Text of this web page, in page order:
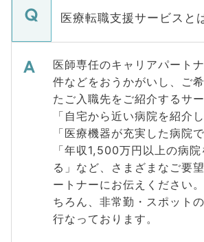
医療転職支援サービスと
医師専任のキャリアパート
件などをおうかがいし、ご
たご入職先をご紹介するサー
「自宅から近い病院を紹介
「医療機器が充実した病院
「年収1,500万円以上の病
る」など、さまざまなご要
ートナーにお伝えください
ちろん、非常勤・スポット
行なっております。